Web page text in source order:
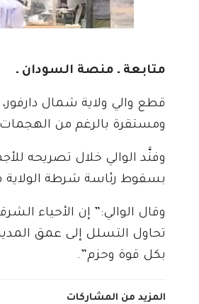
متابعة ـ منصة السودان ـ
قطع والي ولاية شمال
ومستقرة بالرغم من
وفنَّد الوالي خلال تصريحه
بسقوط رئاسة شرطة الولاية
وقال الوالي:” إن الأحياء
تحاول التسلل إلى عمق
بكل قوة وحزم”.
المزيد من المشاركات